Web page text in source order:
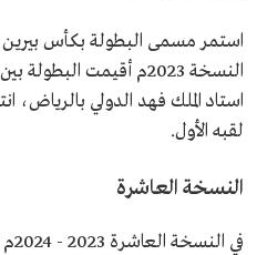
استمر مسمى البطولة بكأس
النسخة 2023م أقيمت البطولة بين الاتحاد و
لقبه الأول.
النسخة العاشرة
في